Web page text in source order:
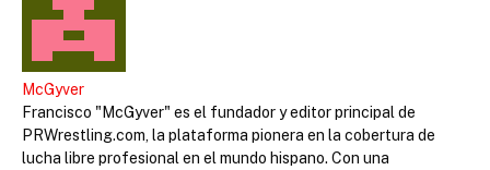
McGyver
Francisco "McGyver" es el fundador y editor principal de
PRWrestling.com, la plataforma pionera en la cobertura de
lucha libre profesional en el mundo hispano. Con una